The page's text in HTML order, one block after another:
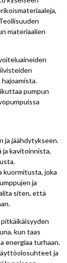
materiaalien
pumpun
ja jäähdytykseen.
ja kavitoinnista,
joka
ja
siten, että
kun taas
energiaa turhaan.
ja